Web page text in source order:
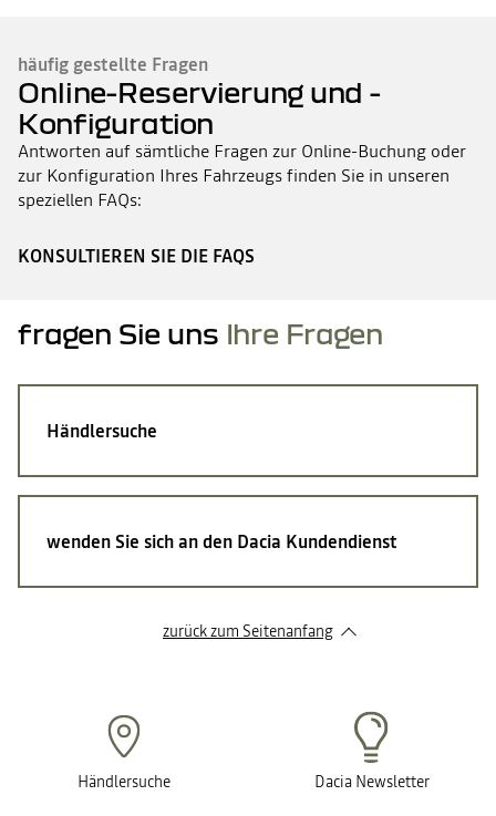
häufig gestellte Fragen
Online-Reservierung und -
Konfiguration
Antworten auf sämtliche Fragen zur Online-Buchung oder
zur Konfiguration Ihres Fahrzeugs finden Sie in unseren
speziellen FAQs:
KONSULTIEREN SIE DIE FAQS
fragen Sie uns Ihre Fragen
Händlersuche
wenden Sie sich an den Dacia Kundendienst
zurück zum Seitenanfang
Händlersuche Dacia Newsletter